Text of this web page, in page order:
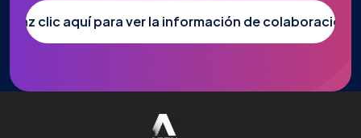
Haz clic aquí para ver la información de colaboración